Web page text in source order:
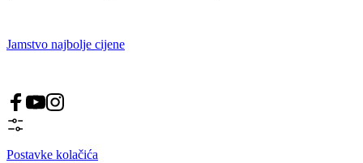
Jamstvo najbolje cijene
Postavke kolačića